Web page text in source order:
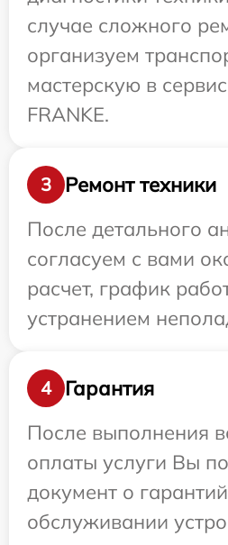
случае сложного
организуем
мастерскую в
FRANKE.
3
Ремонт техники
После детального
согласуем с вами
расчет, график
устранением
4
Гарантия
После выполнения
оплаты услуги Вы
документ о
обслуживании